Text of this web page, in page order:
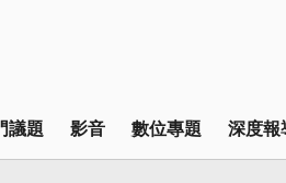
議題 影音 數位專題 深度報